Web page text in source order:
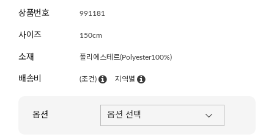
상품번호 991181
사이즈 150cm
소재 폴리에스테르(Polyester100%)
배송비 (조건) 지역별
옵션